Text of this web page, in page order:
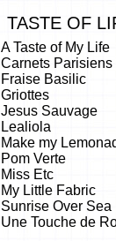
TASTE OF
A Taste of My Life
Carnets Parisiens
Fraise Basilic
Griottes
Jesus Sauvage
Lealiola
Make my
Pom Verte
Miss Etc
My Little Fabric
Sunrise Over Sea
Une Touche de